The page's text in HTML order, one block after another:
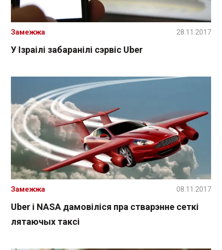
У Ізраілі забаранілі сэрвіс Uber
Замежжа 28.11.2017
Uber і NASA дамовіліся пра стварэнне сеткі
лятаючых таксі
Замежжа 08.11.2017